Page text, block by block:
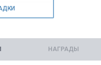
НАГРАДЫ